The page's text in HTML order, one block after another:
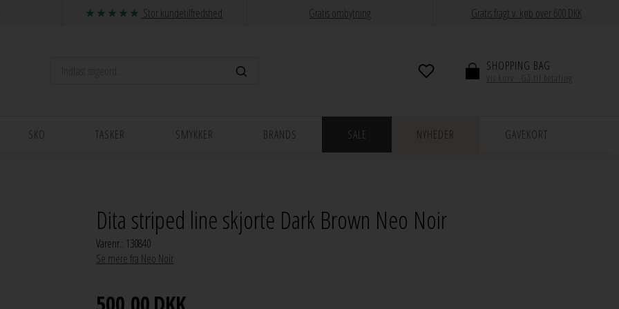
Stor kundetilfredshed Gratis ombytning Gratis fragt v. køb over 600 DKK
SHOPPING BAG
SKO TASKER SMYKKER BRANDS SALE NYHEDER GAVEKORT
Dita striped line skjorte Dark Brown Neo Noir
Varenr.: 130840
Se mere fra Neo Noir